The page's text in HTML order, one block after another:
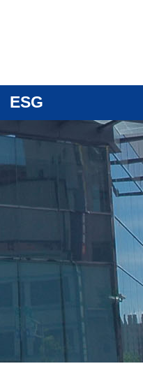
ESG